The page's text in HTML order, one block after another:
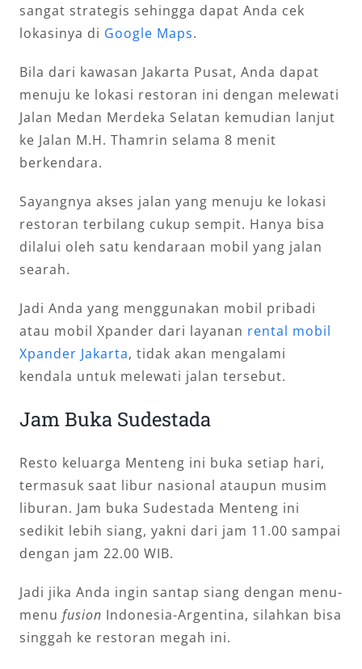
sangat strategis sehingga dapat Anda cek
lokasinya di Google Maps.
Bila dari kawasan Jakarta Pusat, Anda dapat
menuju ke lokasi restoran ini dengan melewati
Jalan Medan Merdeka Selatan kemudian lanjut
ke Jalan M.H. Thamrin selama 8 menit
berkendara.
Sayangnya akses jalan yang menuju ke lokasi
restoran terbilang cukup sempit. Hanya bisa
dilalui oleh satu kendaraan mobil yang jalan
searah.
Jadi Anda yang menggunakan mobil pribadi
atau mobil Xpander dari layanan rental mobil
Xpander Jakarta, tidak akan mengalami
kendala untuk melewati jalan tersebut.
Jam Buka Sudestada
Resto keluarga Menteng ini buka setiap hari,
termasuk saat libur nasional ataupun musim
liburan. Jam buka Sudestada Menteng ini
sedikit lebih siang, yakni dari jam 11.00 sampai
dengan jam 22.00 WIB.
Jadi jika Anda ingin santap siang dengan menu-
menu fusion Indonesia-Argentina, silahkan bisa
singgah ke restoran megah ini.